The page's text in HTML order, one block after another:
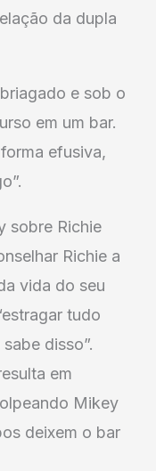
da dupla
e sob o
em um bar.
efusiva,
sobre Richie
Richie a
vida do seu
tudo
disso”.
em
Mikey
deixem o bar